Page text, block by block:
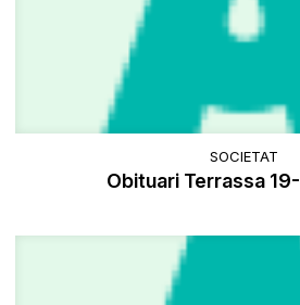
SOCIETAT
Obituari Terrassa